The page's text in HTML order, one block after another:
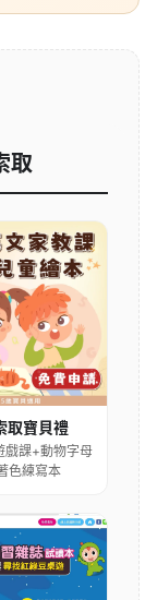
取
取寶貝禮
戲課+動物字母
色練寫本